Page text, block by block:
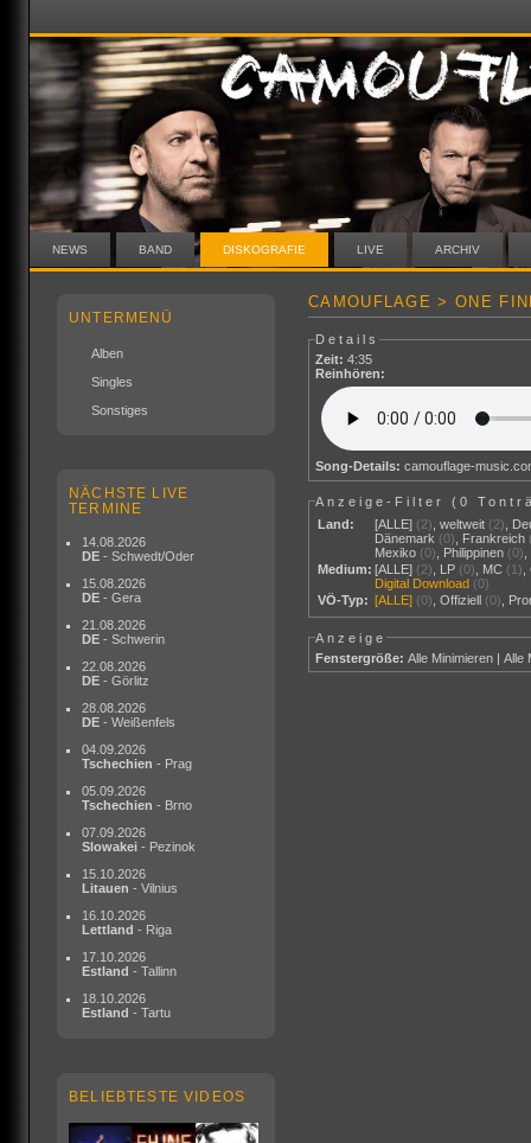
NEWS BAND DISKOGRAFIE LIVE ARCHIV
UNTERMENÜ
Alben
Singles
Sonstiges
NÄCHSTE LIVE
TERMINE
14.08.2026
DE - Schwedt/Oder
15.08.2026
DE - Gera
21.08.2026
DE - Schwerin
22.08.2026
DE - Görlitz
28.08.2026
DE - Weißenfels
04.09.2026
Tschechien - Prag
05.09.2026
Tschechien - Brno
07.09.2026
Slowakei - Pezinok
15.10.2026
Litauen - Vilnius
16.10.2026
Lettland - Riga
17.10.2026
Estland - Tallinn
18.10.2026
Estland - Tartu
BELIEBTESTE VIDEOS
CAMOUFLAGE > ONE
Details
Zeit: 4:35
Reinhören:
Song-Details: camouflage-
Anzeige-Filter (0
Land:
[ALLE] (2) ,weltweit (2)
Dänemark (0) Frankreich
Mexiko (0) Philippinen (0)
Medium: [ALLE] (2) LP (0) MC (1) ,
Digital Download (0)
VÖ-Typ: [ALLE] (0) ,Offiziell (0)
Anzeige
Fenstergröße: Alle Minimieren |Alle